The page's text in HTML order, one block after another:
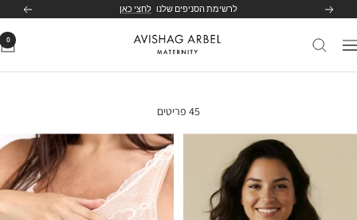
הקודם לרשימת הסניפים שלנו לחצי כאן הבא
ניווט
Avishag
0
45 פריטים